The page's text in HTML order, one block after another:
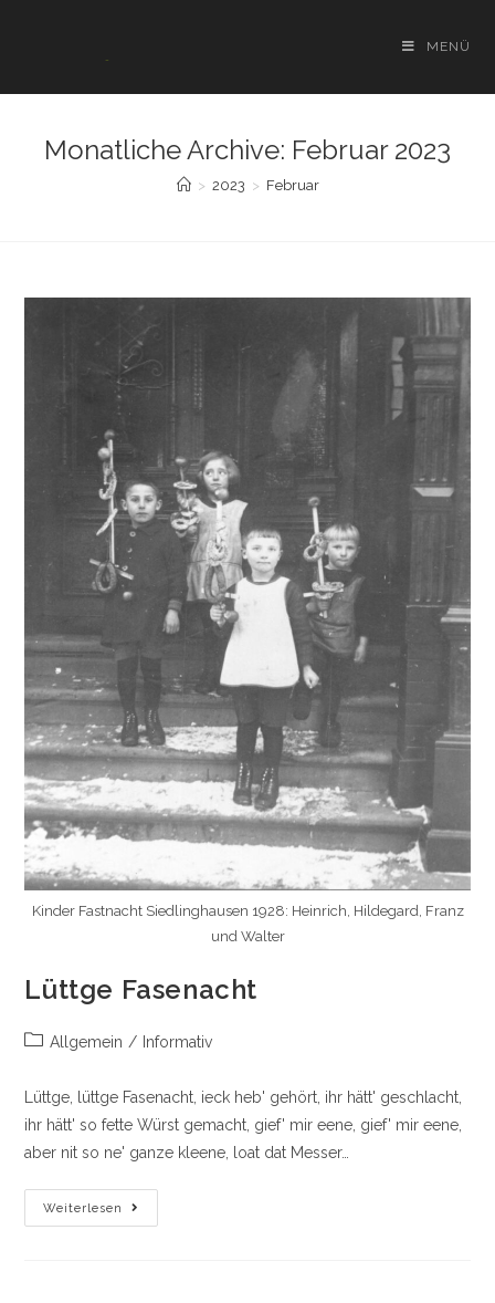
MENÜ
Monatliche Archive: Februar 2023
> 2023 > Februar
Kinder Fastnacht Siedlinghausen 1928: Heinrich, Hildegard, Franz
und Walter
Lüttge Fasenacht
Beitrags-
Allgemein / Informativ
Lüttge, lüttge Fasenacht, ieck heb' gehört, ihr hätt' geschlacht,
ihr hätt' so fette Würst gemacht, gief' mir eene, gief' mir eene,
aber nit so ne' ganze kleene, loat dat Messer…
Weiterlesen
Lüttge
Fasenacht